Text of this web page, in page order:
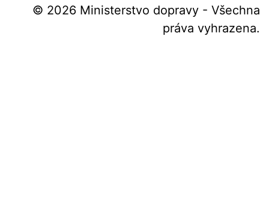
© 2026 Ministerstvo dopravy - Všechna
práva vyhrazena.